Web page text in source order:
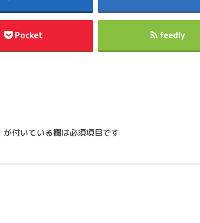
Pocket feedly
が付いている欄は必須項目です